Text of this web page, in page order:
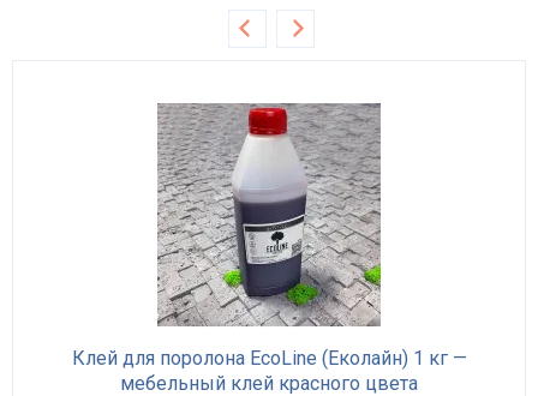
Клей для поролона EcoLine (Еколайн) 1 кг —
мебельный клей красного цвета